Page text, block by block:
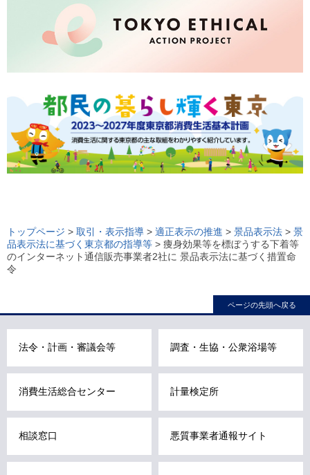
ー
カ
ル
こ
で
す
トップページ > 取引・表示指導 > 適正表示の推進 > 景品表示法 > 景
品表示法に基づく東京都の指導等 > 痩身効果等を標ぼうする下着等
のインターネット通信販売事業者2社に 景品表示法に基づく措置命
令
ページの先頭へ戻る
法令・計画・審議会等 調査・生協・公衆浴場等
消費生活総合センター 計量検定所
相談窓口 悪質事業者通報サイト